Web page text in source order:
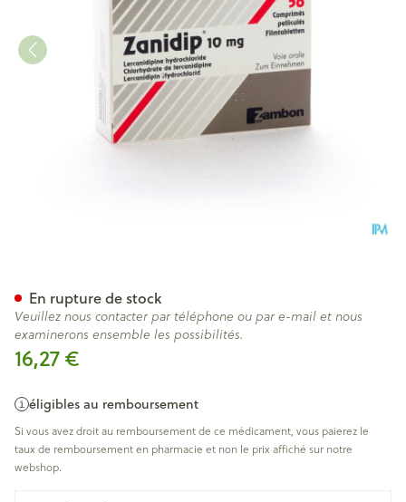
16,27 €
éligibles au remboursement
Si vous avez droit au remboursement de ce médicament, vous paierez le
taux de remboursement en pharmacie et non le prix affiché sur notre
webshop.
En rupture de stock
Veuillez nous contacter par téléphone ou par e-mail et nous
examinerons ensemble les possibilités.